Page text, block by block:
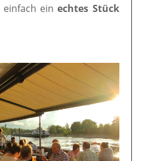
einfach einechtes Stück